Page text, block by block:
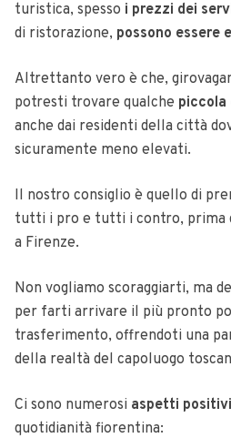
turistica, spesso i prezzi dei
di ristorazione, possono essere
Altrettanto vero è che,
potresti trovare qualche piccola
anche dai residenti della città
sicuramente meno elevati.
Il nostro consiglio è quello di
tutti i pro e tutti i contro, prima
a Firenze.
Non vogliamo scoraggiarti, ma
per farti arrivare il più pronto
trasferimento, offrendoti una
della realtà del capoluogo
Ci sono numerosi aspetti positivi
quotidianità fiorentina: